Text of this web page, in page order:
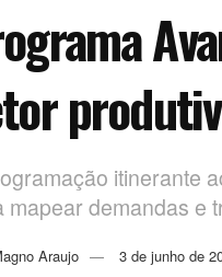
itinerante
mapear demandas e
Araujo 3 de junho de